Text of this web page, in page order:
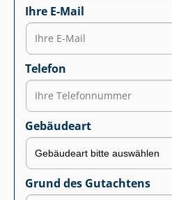
Ihre E-Mail
Telefon
Gebäudeart
Grund des Gutachtens